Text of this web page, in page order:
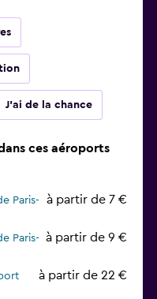
J'ai de la chance
ces aéroports
Paris-
à partir de 7 €
Paris- à partir de 9 €
à partir de 22 €